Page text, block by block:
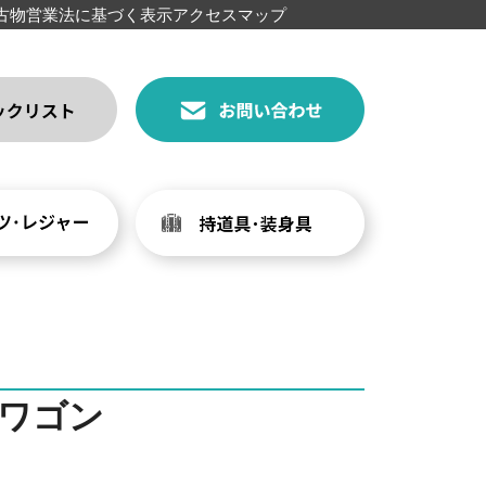
物営業法に基づく表示アクセスマップ
ゴン